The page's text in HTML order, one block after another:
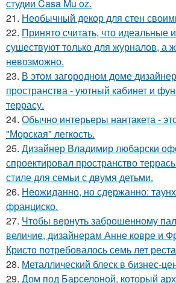
студии Casa Mu oz.
21. Необычный декор для стен
22. Принято считать, что идеальные
существуют только для журналов, а
невозможно.
23. В этом загородном доме
пространства - уютный кабинет и
террасу.
24. Обычно интерьеры нантакета -
"Морская" легкость.
25. Дизайнер Владимир любарски
спроектировал пространство
стиле для семьи с двумя детьми.
26. Неожиданно, но сдержанно:
франциско.
27. Чтобы вернуть заброшенному
величие, дизайнерам Анне ковре и
Кристо потребовалось семь лет
28. Металлический блеск в бизнес-
29. Дом под Барселоной, который